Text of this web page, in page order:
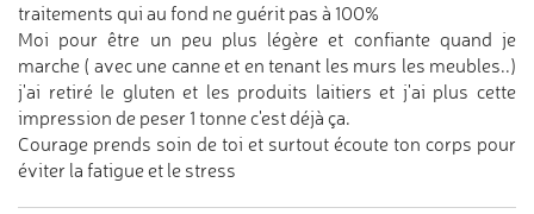
traitements qui au fond ne guérit pas à 100%
Moi pour être un peu plus légère et confiante quand je
marche ( avec une canne et en tenant les murs les meubles..)
j'ai retiré le gluten et les produits laitiers et j'ai plus cette
impression de peser 1 tonne c'est déjà ça.
Courage prends soin de toi et surtout écoute ton corps pour
éviter la fatigue et le stress